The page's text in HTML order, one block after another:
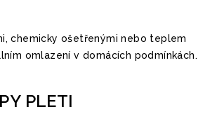
chemicky ošetřenými nebo teplem
omlazení v domácích podmínkách.
PLETI